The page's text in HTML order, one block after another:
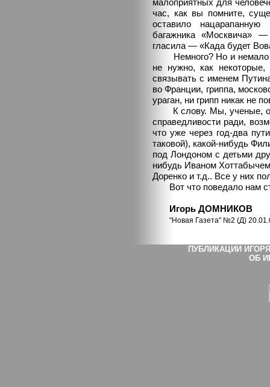
малоприятных для
час, как вы помните,
оставило
багажника «Москвича»
гласила — «Када будет
Немного? Но и немало
не нужно, как некоторые,
связывать с именем
во Франции, гриппа,
ураган, ни грипп никак не
К слову. Мы, ученые,
справедливости ради,
что уже через год-два
таковой), какой-нибудь
под Лондоном с детьми
нибудь Иваном
Доренко и т.д.. Все у них
Вот что поведало нам
Игорь ДОМНИКОВ
"Новая Газета" №2 (Д)
ПУБЛИКАЦИИ
ОБ